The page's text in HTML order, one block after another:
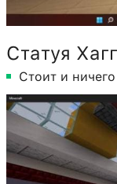
Статуя
Стоит и